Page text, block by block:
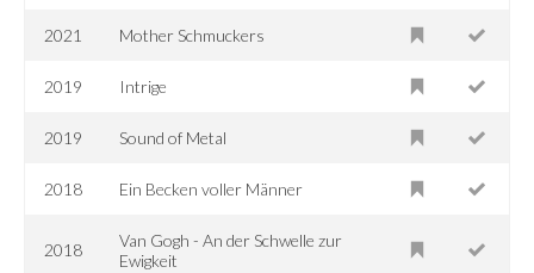
2021 Mother Schmuckers
2019 Intrige
2019 Sound of Metal
2018 Ein Becken voller Männer
2018
Van Gogh - An der Schwelle zur
Ewigkeit